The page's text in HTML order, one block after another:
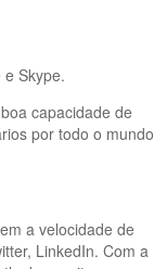
Skype.
capacidade de
por todo o mundo
a velocidade de
LinkedIn. Com a